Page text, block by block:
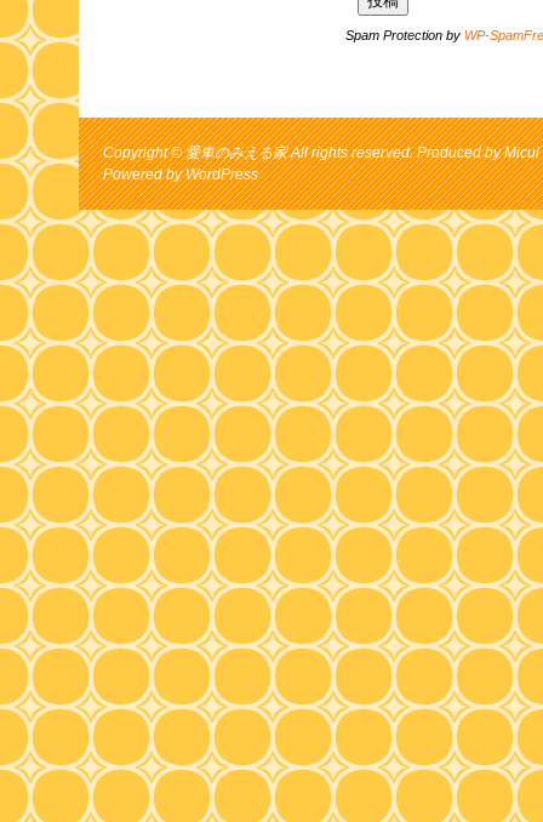
Spam Protection by WP-
Copyright © 愛車のみえる家 All rights reserved. Produced by Micul
Powered byWordPress